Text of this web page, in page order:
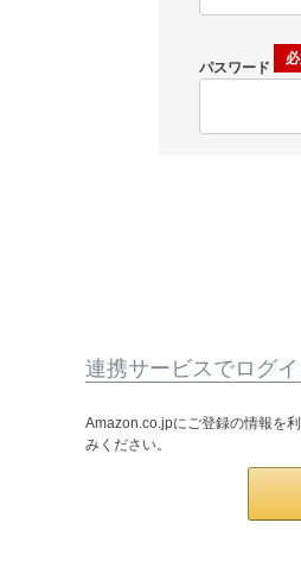
パスワード
連携サービスでログ
Amazon.co.jpにご登録の情報を
みください。